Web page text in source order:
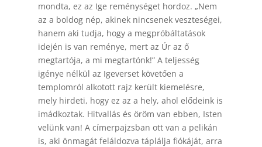
mondta, ez az Ige reménységet hordoz. „Nem
az a boldog nép, akinek nincsenek veszteségei,
hanem aki tudja, hogy a megpróbáltatások
idején is van reménye, mert az Úr az ő
megtartója, a mi megtartónk!” A teljesség
igénye nélkül az Igeverset követően a
templomról alkotott rajz került kiemelésre,
mely hirdeti, hogy ez az a hely, ahol elődeink is
imádkoztak. Hitvallás és öröm van ebben, Isten
velünk van! A címerpajzsban ott van a pelikán
is, aki önmagát feláldozva táplálja fiókáját, arra